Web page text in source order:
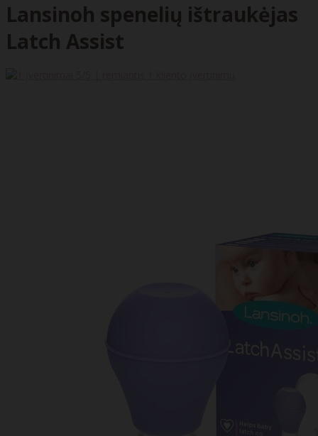
Lansinoh spenelių ištraukėjas
Latch Assist